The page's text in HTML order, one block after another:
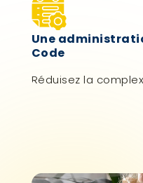
Une
Code
Réduisez la